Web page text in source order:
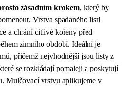
zásadním krokem, který by
Vrstva spadaného listí
a chrání citlivé kořeny před
zimního období. Ideální je
přičemž nejvhodnější jsou listy z
se rozkládají pomaleji a poskytují
Mulčovací vrstvu aplikujeme v